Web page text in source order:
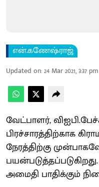
என்.கணேஷ்ராஜ்
Updated on:24 Mar 2021, 3:37 pm
வேட்பாளர்,
பிரச்சாரத்திற்காக
நேரத்திற்கு
அமைதி பாதிக்கும்